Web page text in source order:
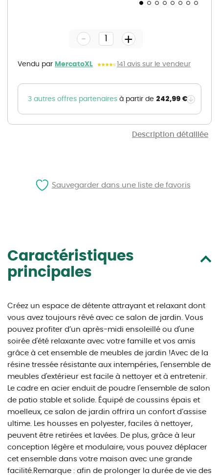
Description détaillée
gallery
Vendu par MercatoXL 141 avis sur le vendeur
- +
3 autres offres partenaires à partir de 242,99 €
Caractéristiques
principales
Créez un espace de détente attrayant et relaxant dont
vous avez toujours rêvé avec ce salon de jardin. Vous
pouvez profiter d’un après-midi ensoleillé ou d'une
soirée d'été relaxante avec votre famille et vos amis
grâce à cet ensemble de meubles de jardin !Avec de la
résine tressée résistante aux intempéries, l'ensemble de
meubles d'extérieur est facile à nettoyer et à entretenir.
Le cadre en acier enduit de poudre l'ensemble de salon
de patio stable et solide. Équipé de coussins épais et
moelleux, ce salon de jardin offrira un confort d’assise
ultime. Les housses en polyester, faciles à nettoyer,
peuvent être retirées et lavées. De plus, grâce à leur
conception légère et modulaire, vous pouvez déplacer
cet ensemble dans votre maison avec une grande
facilité.Remarque : afin de prolonger la durée de vie des
Sauvegarder dans une liste de favoris